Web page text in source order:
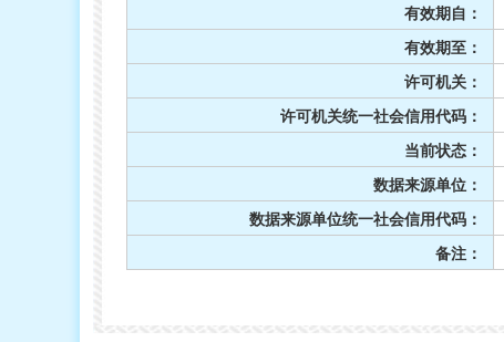
有效期自：
有效期至：
许可机关：
许可机关统一社会信用代码：
当前状态：
数据来源单位：
数据来源单位统一社会信用代码：
备注：